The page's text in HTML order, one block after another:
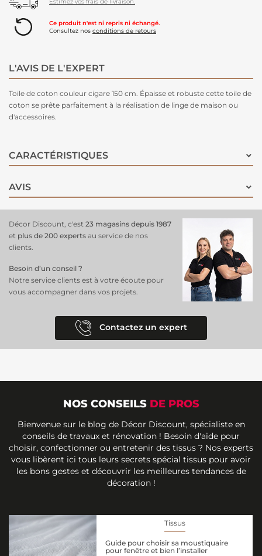
Ce produit n'est ni repris ni échangé.
Consultez nos conditions de retours
L'AVIS DE L'EXPERT
Toile de coton couleur cigare 150 cm. Épaisse et robuste cette toile de
coton se prête parfaitement à la réalisation de linge de maison ou
d'accessoires.
CARACTÉRISTIQUES
AVIS
Décor Discount, c'est 23 magasins depuis 1987
et plus de 200 experts au service de nos
clients.
Besoin d’un conseil ?
Notre service clients est à votre écoute pour
vous accompagner dans vos projets.
Contactez un expert
NOS CONSEILS DE PROS
Bienvenue sur le blog de Décor Discount, spécialiste en
conseils de travaux et rénovation ! Besoin d'aide pour
choisir, confectionner ou entretenir des tissus ? Nos experts
vous libèrent ici tous leurs secrets spécial tissus pour avoir
les bons gestes et découvrir les meilleures tendances de
décoration !
Tissus
Guide pour choisir sa moustiquaire
pour fenêtre et bien l’installer